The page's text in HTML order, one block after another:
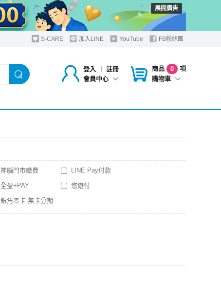
展開廣告
S-CARE 加入LINE YouTube FB粉絲團
登入 ︱
註冊
會員中心
商品 0
項
購物車
神腦門市繳費 LINE Pay付款
全盈+PAY 悠遊付
銀角零卡-無卡分期